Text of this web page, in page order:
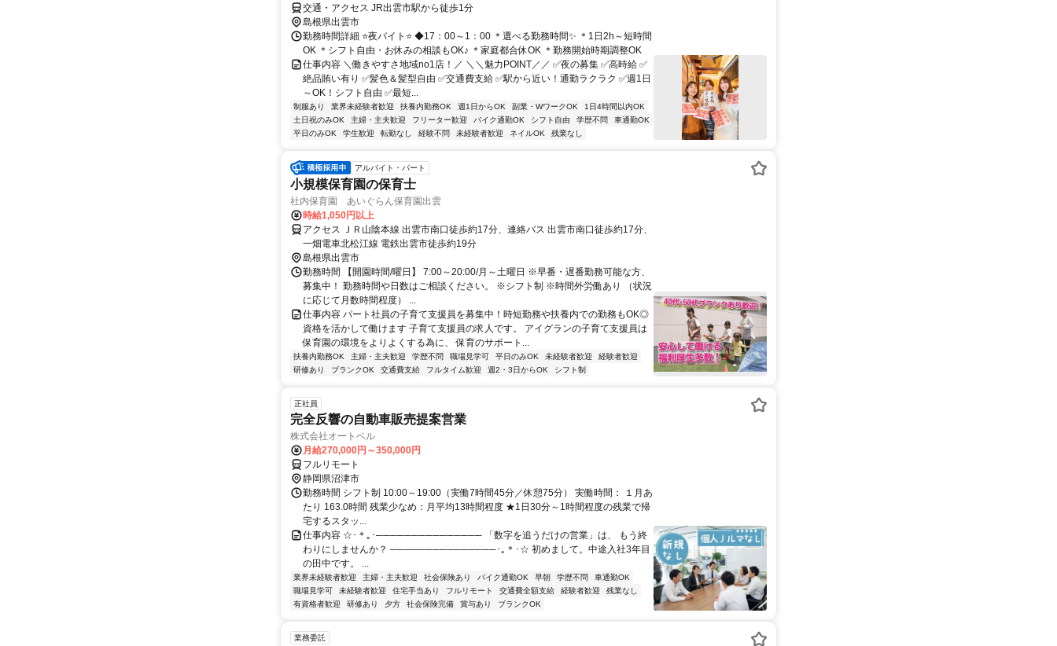
交通・アクセス JR出雲市駅から徒歩1分
島根県出雲市
勤務時間詳細 ⭐夜バイト⭐ ◆17：00～1：00 ＊選べる勤務時間✨ ＊1日2h～短時間
OK ＊シフト自由・お休みの相談もOK♪ ＊家庭都合休OK ＊勤務開始時期調整OK
仕事内容 ＼働きやすさ地域no1店！／ ＼＼魅力POINT／／ ✅夜の募集 ✅高時給 ✅
絶品賄い有り ✅髪色＆髪型自由 ✅交通費支給 ✅駅から近い！通勤ラクラク ✅週1日
～OK！シフト自由 ✅最短...
制服あり 業界未経験者歓迎 扶養内勤務OK 週1日からOK 副業・WワークOK
1日4時間以内OK
土日祝のみOK
主婦・主夫歓迎 フリーター歓迎 バイク通勤OK シフト自由 学歴不問
車通勤OK
平日のみOK
学生歓迎 転勤なし 経験不問 未経験者歓迎 ネイルOK 残業なし
アルバイト・パート
小規模保育園の保育士
社内保育園 あいぐらん保育園出雲
時給1,050円以上
アクセス ＪＲ山陰本線 出雲市南口徒歩約17分、連絡バス 出雲市南口徒歩約17分、
一畑電車北松江線 電鉄出雲市徒歩約19分
島根県出雲市
勤務時間 【開園時間/曜日】 7:00～20:00/月～土曜日 ※早番・遅番勤務可能な方、
募集中！ 勤務時間や日数はご相談ください。 ※シフト制 ※時間外労働あり （状況
に応じて月数時間程度） ...
仕事内容 パート社員の子育て支援員を募集中！時短勤務や扶養内での勤務もOK◎
資格を活かして働けます 子育て支援員の求人です。 アイグランの子育て支援員は
保育園の環境をよりよくする為に、 保育のサポート...
扶養内勤務OK 主婦・主夫歓迎 学歴不問 職場見学可 平日のみOK 未経験者歓迎
経験者歓迎
研修あり
ブランクOK 交通費支給 フルタイム歓迎 週2・3日からOK シフト制
正社員
完全反響の自動車販売提案営業
株式会社オートベル
月給270,000円～350,000円
フルリモート
静岡県沼津市
勤務時間 シフト制 10:00～19:00（実働7時間45分／休憩75分） 実働時間： １月あ
たり 163.0時間 残業少なめ：月平均13時間程度 ★1日30分～1時間程度の残業で帰
宅するスタッ...
仕事内容 ☆･＊｡･─────────────── 「数字を追うだけの営業」は、 もう終
わりにしませんか？ ───────────────･｡＊･☆ 初めまして。中途入社3年目
の田中です。 ...
業界未経験者歓迎 主婦・主夫歓迎 社会保険あり バイク通勤OK 早朝 学歴不問
車通勤OK
職場見学可
未経験者歓迎 住宅手当あり フルリモート 交通費全額支給 経験者歓迎
残業なし
有資格者歓迎
研修あり 夕方 社会保険完備 賞与あり ブランクOK
業務委託